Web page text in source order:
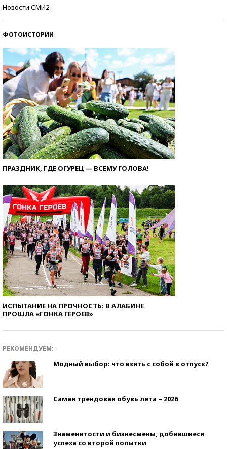
Новости СМИ2
ФОТОИСТОРИИ
ПРАЗДНИК, ГДЕ ОГУРЕЦ — ВСЕМУ ГОЛОВА!
ИСПЫТАНИЕ НА ПРОЧНОСТЬ: В АЛАБИНЕ
ПРОШЛА «ГОНКА ГЕРОЕВ»
РЕКОМЕНДУЕМ:
Модный выбор: что взять с собой в отпуск?
Самая трендовая обувь лета – 2026
Знаменитости и бизнесмены, добившиеся
успеха со второй попытки